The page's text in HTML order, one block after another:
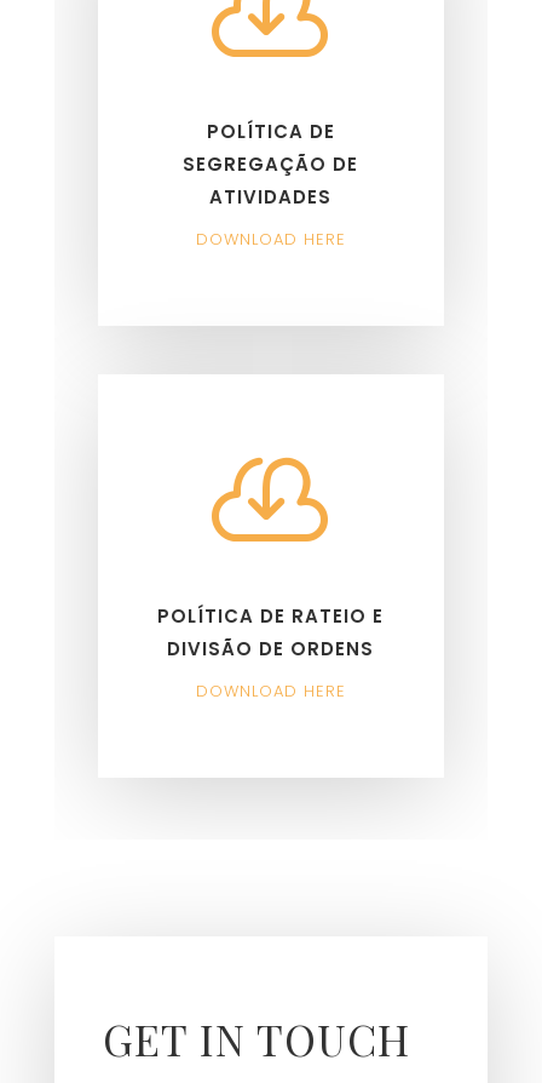
POLÍTICA DE
SEGREGAÇÃO DE
ATIVIDADES
DOWNLOAD HERE

POLÍTICA DE RATEIO E
DIVISÃO DE ORDENS
DOWNLOAD HERE
GET IN TOUCH